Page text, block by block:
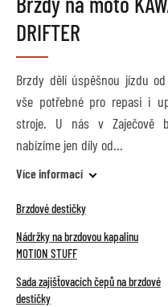
DRIFTER
Brzdy dělí úspěšnou jízdu
vše potřebné pro repasi i
stroje. U nás v Zaječově
nabízíme jen díly od
Více informací
Brzdové destičky
Nádržky na brzdovou kapalinu
MOTION STUFF
Sada zajišťovacích čepů na brzdové
destičky